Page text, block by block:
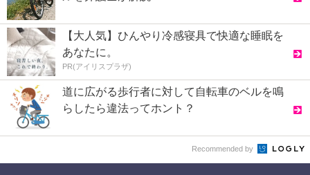
【大人気】ひんやり冷感寝具で快適な睡眠を
あなたに。
PR(アイリスプラザ)
道に広がる歩行者に対して自転車のベルを鳴
らしたら違法ってホント？
Recommended by